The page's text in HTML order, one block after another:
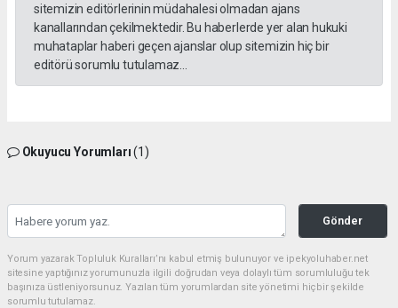
sitemizin editörlerinin müdahalesi olmadan ajans
kanallarından çekilmektedir. Bu haberlerde yer alan hukuki
muhataplar haberi geçen ajanslar olup sitemizin hiç bir
editörü sorumlu tutulamaz...
Okuyucu Yorumları(1)
Gönder
Yorum yazarak Topluluk Kuralları’nı kabul etmiş bulunuyor ve ipekyoluhaber.net
sitesine yaptığınız yorumunuzla ilgili doğrudan veya dolaylı tüm sorumluluğu tek
başınıza üstleniyorsunuz. Yazılan tüm yorumlardan site yönetimi hiçbir şekilde
sorumlu tutulamaz.